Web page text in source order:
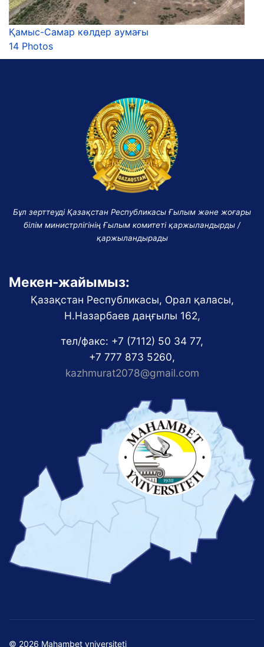
Қамыс-Самар көлдер аумағы
14 Photos
Бұл зерттеуді Қазақстан Республикасы Ғылым және жоғары
білім министрлігінің Ғылым комитеті қаржыландырды /
қаржыландырады
Мекен-жайымыз:
Қазақстан Республикасы, Орал қаласы,
Н.Назарбаев даңғылы 162,
тел/факс: +7 (7112) 50 34 77,
+7 777 873 5260,
kazhmurat2078@gmail.com
© 2026 Mahambet yniversiteti